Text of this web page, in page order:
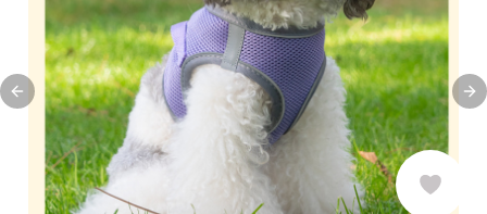
Previous slide